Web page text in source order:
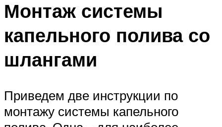
Монтаж системы
капельного полива со
шлангами
Приведем две инструкции по
монтажу системы капельного